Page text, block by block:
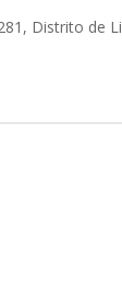
Distrito de